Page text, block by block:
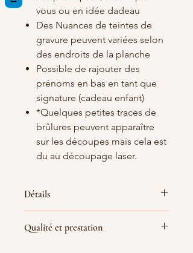
vous ou en idée dadeau
Des Nuances de teintes de
gravure peuvent variées selon
des endroits de la planche
Possible de rajouter des
prénoms en bas en tant que
signature (cadeau enfant)
*Quelques petites traces de
brûlures peuvent apparaître
sur les découpes mais cela est
du au découpage laser.
Détails
Dimensions : 30cm de longueur
Qualité et prestation